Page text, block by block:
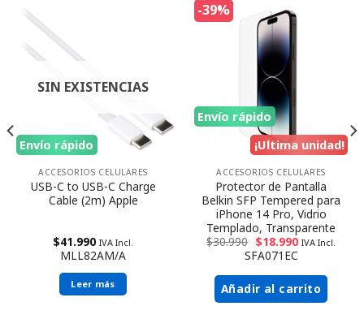
Envío rápido
SIN EXISTENCIAS
ACCESORIOS CELULARES
USB-C to USB-C Charge
Cable (2m) Apple
$41.990 IVA Incl.
MLL82AM/A
Leer más
-39%
¡Ultima unidad!
Envío rápido
ACCESORIOS CELULARES
Protector de Pantalla
Belkin SFP Tempered para
iPhone 14 Pro, Vidrio
Templado, Transparente
$30.990 $18.990 IVA Incl.
SFA071EC
Añadir al carrito